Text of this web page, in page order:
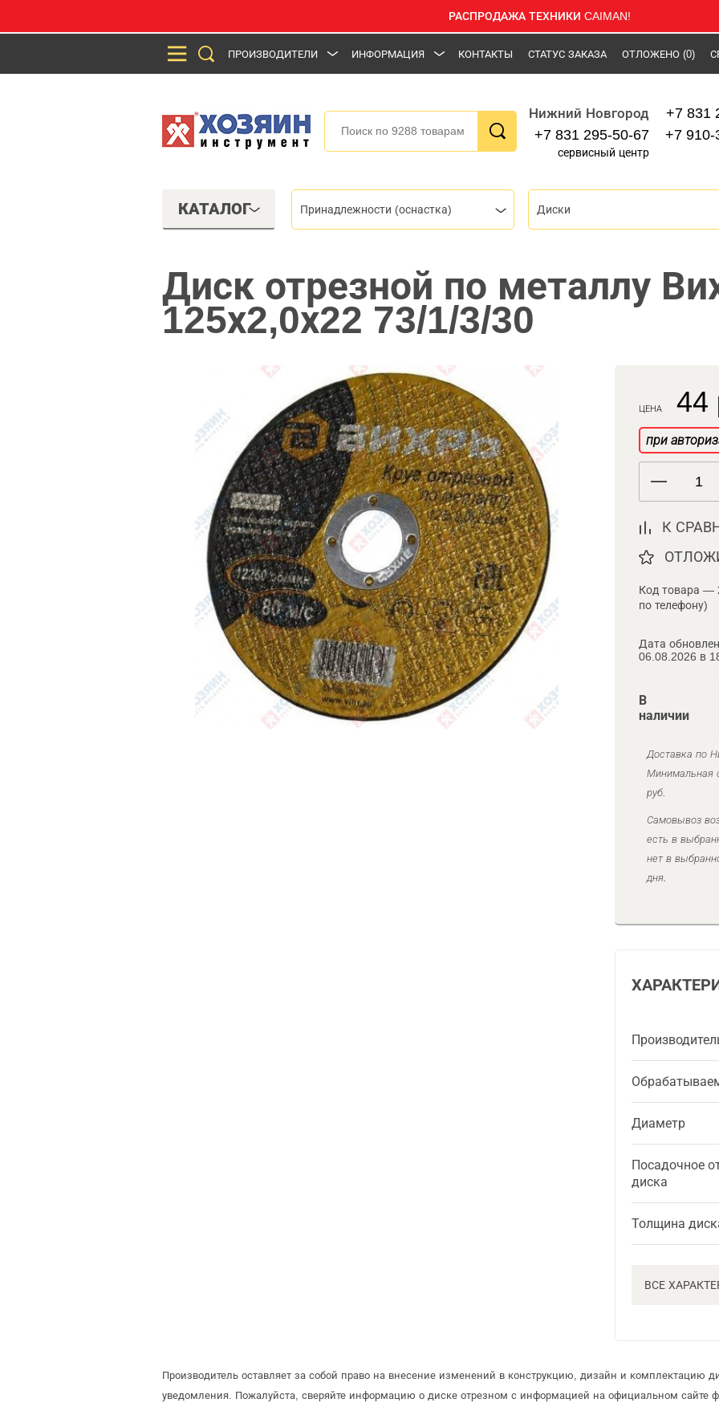
РАСПРОДАЖА ТЕХНИКИ CAIMAN!
ПРОИЗВОДИТЕЛИ ИНФОРМАЦИЯ КОНТАКТЫ СТАТУС ЗАКАЗА ОТЛОЖЕНО (0)
Нижний Новгород
+7 831 295-50-67
сервисный центр
+7 831
+7 910-
КАТАЛОГ Принадлежности (оснастка) Диски
Диск отрезной по металлу
125х2,0х22 73/1/3/30
ЦЕНА 44
при
К
Код товара —
по телефону)
Дата
06.08.2026 в
В
наличии
Доставка по
Минимальная
руб.
Самовывоз
есть в
нет в
дня.
Диаметр
Посадочное
диска
Толщина
ВСЕ
Производитель оставляет за собой право на внесение изменений в конструкцию, дизайн и комплектацию
уведомления. Пожалуйста, сверяйте информацию о диске отрезном с информацией на официальном сайте